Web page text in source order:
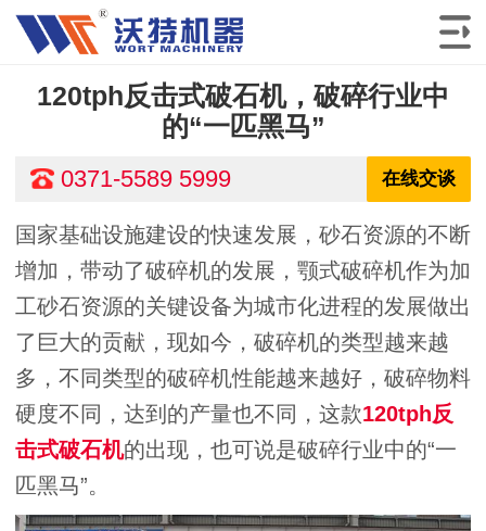
120tph反击式破石机，破碎行业中
的“一匹黑马”
0371-5589 5999 在线交谈
国家基础设施建设的快速发展，砂石资源的不断
增加，带动了破碎机的发展，颚式破碎机作为加
工砂石资源的关键设备为城市化进程的发展做出
了巨大的贡献，现如今，破碎机的类型越来越
多，不同类型的破碎机性能越来越好，破碎物料
硬度不同，达到的产量也不同，这款120tph反
击式破石机的出现，也可说是破碎行业中的“一
匹黑马”。